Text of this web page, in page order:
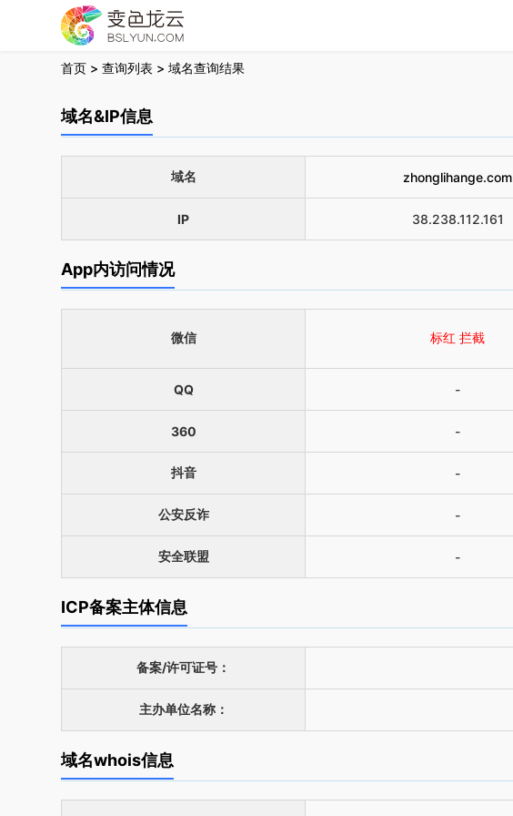
首页 >查询列表 > 域名查询结果
域名&IP信息
域名 zhonglihange.com
IP 38.238.112.161
App内访问情况
微信 标红 拦截
QQ -
360 -
抖音 -
公安反诈 -
安全联盟 -
ICP备案主体信息
备案/许可证号：
主办单位名称：
域名whois信息